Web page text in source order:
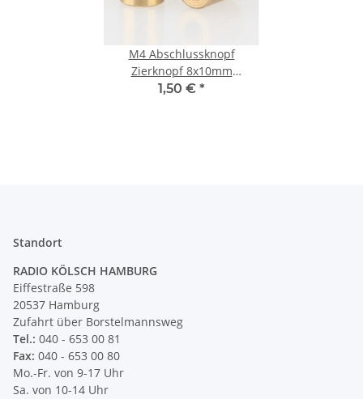
M4 Abschlussknopf
Zierknopf 8x10mm
zylindrisch Messing für
1,50 € *
Standort
RADIO KÖLSCH HAMBURG
Eiffestraße 598
20537 Hamburg
Zufahrt über Borstelmannsweg
Tel.: 040 - 653 00 81
Fax: 040 - 653 00 80
Mo.-Fr. von 9-17 Uhr
Sa. von 10-14 Uhr